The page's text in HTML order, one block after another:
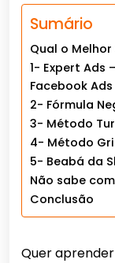
Sumário
Qual o
1- Expert Ads
Facebook Ads
2- Fórmula
3- Método
4- Método
5- Beabá da
Não sabe
Conclusão
Quer